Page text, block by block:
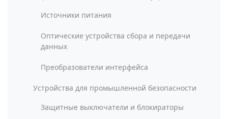
Источники питания
Оптические устройства сбора и передачи
данных
Преобразователи интерфейса
Устройства для промышленной безопасности
Защитные выключатели и блокираторы